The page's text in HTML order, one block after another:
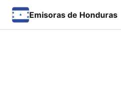
Emisoras de Honduras